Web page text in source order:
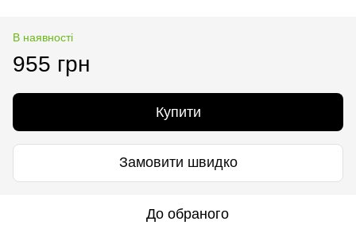
В наявності
955 грн
Купити
Замовити швидко
До обраного